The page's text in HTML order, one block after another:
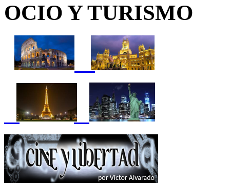
OCIO Y TURISMO